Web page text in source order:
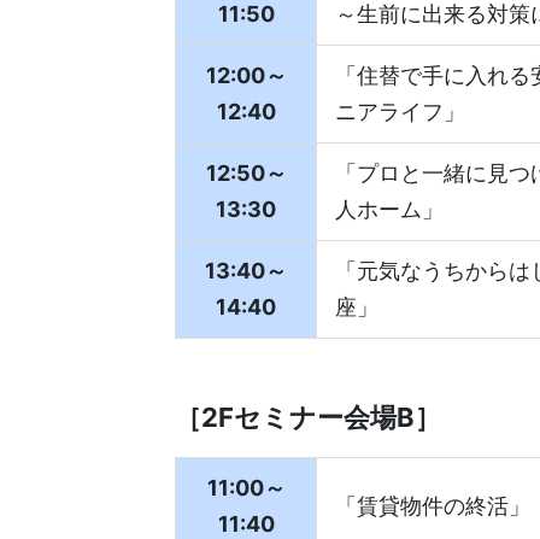
11:50
～生前に出来る対策
12:00～
12:40
「住替で手に入れ
ニアライフ」
12:50～
13:30
「プロと一緒に見
人ホーム」
13:40～
14:40
「元気なうちから
座」
［2Fセミナー会場B］
11:00～
11:40
「賃貸物件の終活」